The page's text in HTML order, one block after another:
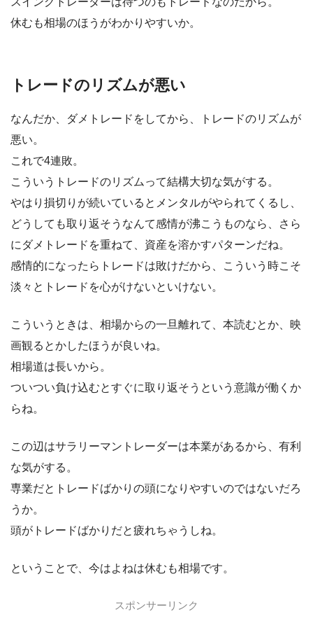
休むも相場のほうがわかりやすいか。
トレードのリズムが悪い
なんだか、ダメトレードをしてから、トレードのリズムが
悪い。
これで4連敗。
こういうトレードのリズムって結構大切な気がする。
やはり損切りが続いているとメンタルがやられてくるし、
どうしても取り返そうなんて感情が沸こうものなら、さら
にダメトレードを重ねて、資産を溶かすパターンだね。
感情的になったらトレードは敗けだから、こういう時こそ
淡々とトレードを心がけないといけない。
こういうときは、相場からの一旦離れて、本読むとか、映
画観るとかしたほうが良いね。
相場道は長いから。
ついつい負け込むとすぐに取り返そうという意識が働くか
らね。
この辺はサラリーマントレーダーは本業があるから、有利
な気がする。
専業だとトレードばかりの頭になりやすいのではないだろ
うか。
頭がトレードばかりだと疲れちゃうしね。
ということで、今はよねは休むも相場です。
スポンサーリンク